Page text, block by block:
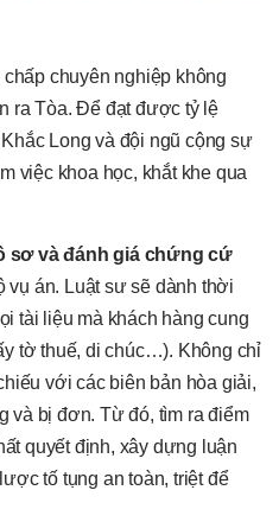
chuyên nghiệp không
ra Tòa. Để đạt được tỷ lệ
Long và đội ngũ cộng sự
việc khoa học, khắt khe qua
sơ và đánh giá chứng cứ
vụ án. Luật sư sẽ dành thời
tài liệu mà khách hàng cung
tờ thuế, di chúc…). Không chỉ
với các biên bản hòa giải,
và bị đơn. Từ đó, tìm ra điểm
quyết định, xây dựng luận
tố tụng an toàn, triệt để